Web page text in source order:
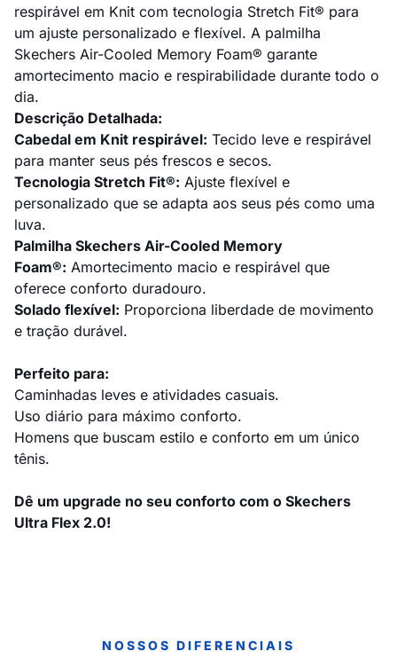
respirável em Knit com tecnologia Stretch Fit® para
um ajuste personalizado e flexível. A palmilha
Skechers Air-Cooled Memory Foam® garante
amortecimento macio e respirabilidade durante todo o
dia.
Descrição Detalhada:
Cabedal em Knit respirável: Tecido leve e respirável
para manter seus pés frescos e secos.
Tecnologia Stretch Fit®: Ajuste flexível e
personalizado que se adapta aos seus pés como uma
luva.
Palmilha Skechers Air-Cooled Memory
Foam®: Amortecimento macio e respirável que
oferece conforto duradouro.
Solado flexível: Proporciona liberdade de movimento
e tração durável.
Perfeito para:
Caminhadas leves e atividades casuais.
Uso diário para máximo conforto.
Homens que buscam estilo e conforto em um único
tênis.
Dê um upgrade no seu conforto com o Skechers
Ultra Flex 2.0!
NOSSOS DIFERENCIAIS